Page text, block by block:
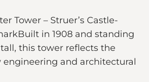
Tower – Struer’s Castle-
in 1908 and standing
this tower reflects the
engineering and architectural